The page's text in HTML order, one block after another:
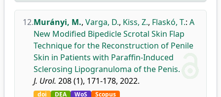
12.Murányi, M., Varga, D., Kiss, Z., Flaskó, T.: A
New Modified Bipedicle Scrotal Skin Flap
Technique for the Reconstruction of Penile
Skin in Patients with Paraffin-Induced
Sclerosing Lipogranuloma of the Penis.
J. Urol. 208 (1), 171-178, 2022.
doi DEA WoS Scopus